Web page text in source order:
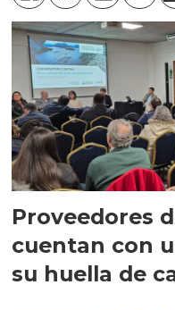
Proveedores
cuentan con
su huella de